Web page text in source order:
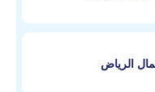
الرياض